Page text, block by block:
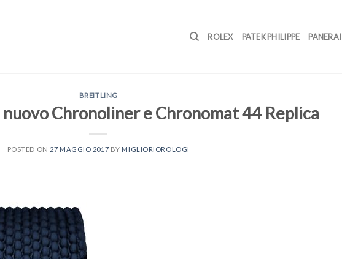
ROLEX PATEK PHILIPPE PANERAI
BREITLING
Chronoliner e Chronomat 44 Replica
POSTED ON 27 MAGGIO 2017 BY MIGLIORIOROLOGI